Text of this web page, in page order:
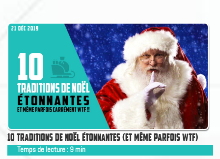
10 TRADITIONS DE NOËL ÉTONNANTES (ET MÊME PARFOIS WTF)
21 DÉC 2019
Temps de lecture : 9 min